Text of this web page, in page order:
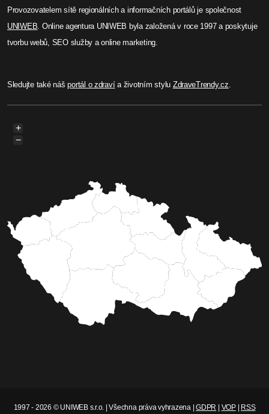
Provozovatelem sítě regionálních a informačních portálů je společnost
UNIWEB. Online agentura UNIWEB byla založená v roce 1997 a poskytuje
tvorbu webů, SEO služby a online marketing.
Sledujte také nášportál o zdravía životním stylu ZdraveTrendy.cz.
+
−
1997 - 2026 © UNIWEB s.r.o. | Všechna práva vyhrazena |GDPR VOP| RSS